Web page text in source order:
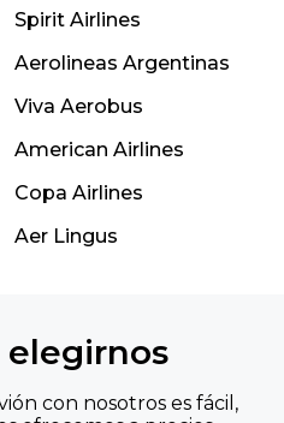
Spirit Airlines
Aerolineas Argentinas
Viva Aerobus
American Airlines
Copa Airlines
Aer Lingus
elegirnos
con nosotros es fácil,